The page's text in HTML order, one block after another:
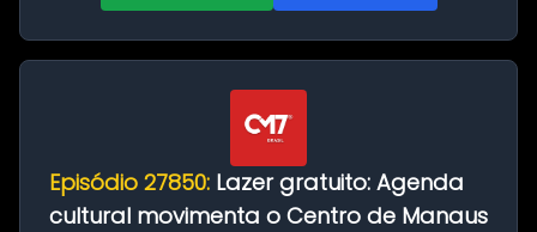
Episódio 27850: Lazer gratuito: Agenda
cultural movimenta o Centro de Manaus